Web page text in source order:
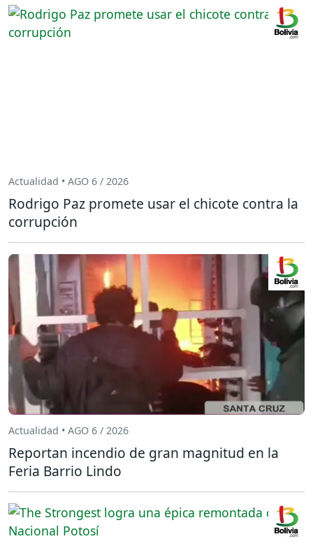
Actualidad • AGO 6 / 2026
Rodrigo Paz promete usar el chicote contra la
corrupción
Actualidad • AGO 6 / 2026
Reportan incendio de gran magnitud en la
Feria Barrio Lindo